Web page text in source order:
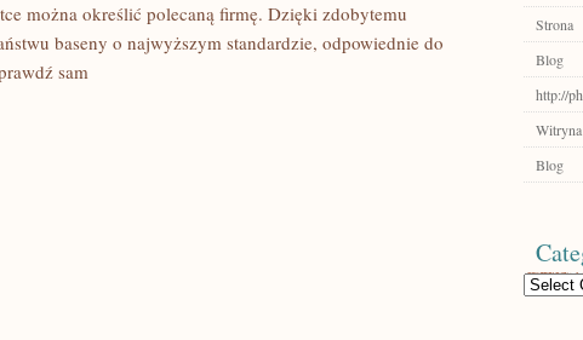
można określić polecaną firmę. Dzięki zdobytemu
baseny o najwyższym standardzie, odpowiednie do
sam
Strona
Blog
http://
Witryna
Blog
Categories